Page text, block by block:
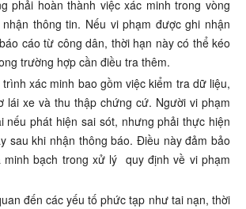
phải hoàn thành việc xác minh trong vòng
thông tin. Nếu vi phạm được ghi nhận
cáo từ công dân, thời hạn này có thể kéo
trường hợp cần điều tra thêm.
xác minh bao gồm việc kiểm tra dữ liệu,
lái xe và thu thập chứng cứ. Người vi phạm
nếu phát hiện sai sót, nhưng phải thực hiện
sau khi nhận thông báo. Điều này đảm bảo
bạch trong xử lý quy định về vi phạm
đến các yếu tố phức tạp như tai nạn, thời